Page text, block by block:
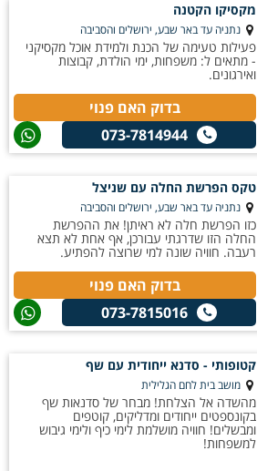
מקסיקו הקטנה
נתניה עד באר שבע, ירושלים והסביבה
פעילות טעימה של הכנת ולמידת אוכל מקסיקני
- מתאים ל: משפחות, ימי הולדת, קבוצות
ואירגונים.
בדוק האם פנוי
073-7814944
טקס הפרשת החלה עם שניצל
נתניה עד באר שבע, ירושלים והסביבה
כזו הפרשת חלה לא ראיתן! את ההפרשת
החלה הזו שדרגתי עבורכן, אף אחת לא תצא
רעבה. חוויה שונה למי שרוצה להפתיע.
בדוק האם פנוי
073-7815016
קטופותי - סדנא ייחודית עם שף
מושב בית לחם הגלילית
מהשדה אל הצלחת! מבחר של סדנאות שף
בקונספטים ייחודים ומדליקים, קוטפים
ומבשלים! חוויה מושלמת לימי כיף ולימי גיבוש
למשפחות!